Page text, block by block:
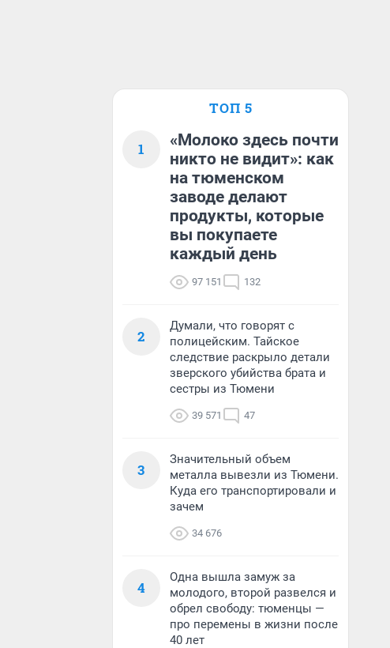
ТОП 5
1
«Молоко здесь почти
никто не видит»: как
на тюменском
заводе делают
продукты, которые
вы покупаете
каждый день
97 151 132
2
Думали, что говорят с
полицейским. Тайское
следствие раскрыло детали
зверского убийства брата и
сестры из Тюмени
39 571 47
3
Значительный объем
металла вывезли из Тюмени.
Куда его транспортировали и
зачем
34 676
4
Одна вышла замуж за
молодого, второй развелся и
обрел свободу: тюменцы —
про перемены в жизни после
40 лет